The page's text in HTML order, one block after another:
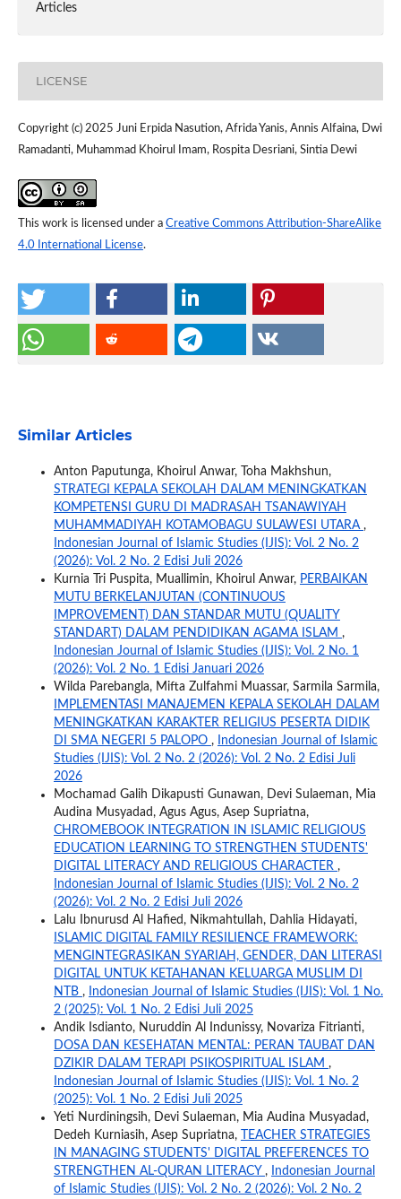
Articles
LICENSE
Copyright (c) 2025 Juni Erpida Nasution, Afrida Yanis, Annis Alfaina, Dwi
Ramadanti, Muhammad Khoirul Imam, Rospita Desriani, Sintia Dewi
This work is licensed under a Creative Commons Attribution-ShareAlike
4.0 International License.
Similar Articles
Anton Paputunga, Khoirul Anwar, Toha Makhshun,
STRATEGI KEPALA SEKOLAH DALAM MENINGKATKAN
KOMPETENSI GURU DI MADRASAH TSANAWIYAH
MUHAMMADIYAH KOTAMOBAGU SULAWESI UTARA ,
Indonesian Journal of Islamic Studies (IJIS): Vol. 2 No. 2
(2026): Vol. 2 No. 2 Edisi Juli 2026
Kurnia Tri Puspita, Muallimin, Khoirul Anwar, PERBAIKAN
MUTU BERKELANJUTAN (CONTINUOUS
IMPROVEMENT) DAN STANDAR MUTU (QUALITY
STANDART) DALAM PENDIDIKAN AGAMA ISLAM ,
Indonesian Journal of Islamic Studies (IJIS): Vol. 2 No. 1
(2026): Vol. 2 No. 1 Edisi Januari 2026
Wilda Parebangla, Mifta Zulfahmi Muassar, Sarmila Sarmila,
IMPLEMENTASI MANAJEMEN KEPALA SEKOLAH DALAM
MENINGKATKAN KARAKTER RELIGIUS PESERTA DIDIK
DI SMA NEGERI 5 PALOPO ,
Indonesian Journal of Islamic
Studies (IJIS): Vol. 2 No. 2 (2026): Vol. 2 No. 2 Edisi Juli
2026
Mochamad Galih Dikapusti Gunawan, Devi Sulaeman, Mia
Audina Musyadad, Agus Agus, Asep Supriatna,
CHROMEBOOK INTEGRATION IN ISLAMIC RELIGIOUS
EDUCATION LEARNING TO STRENGTHEN STUDENTS'
DIGITAL LITERACY AND RELIGIOUS CHARACTER ,
Indonesian Journal of Islamic Studies (IJIS): Vol. 2 No. 2
(2026): Vol. 2 No. 2 Edisi Juli 2026
Lalu Ibnurusd Al Hafied, Nikmahtullah, Dahlia Hidayati,
ISLAMIC DIGITAL FAMILY RESILIENCE FRAMEWORK:
MENGINTEGRASIKAN SYARIAH, GENDER, DAN LITERASI
DIGITAL UNTUK KETAHANAN KELUARGA MUSLIM DI
NTB ,
Indonesian Journal of Islamic Studies (IJIS): Vol. 1 No.
2 (2025): Vol. 1 No. 2 Edisi Juli 2025
Andik Isdianto, Nuruddin Al Indunissy, Novariza Fitrianti,
DOSA DAN KESEHATAN MENTAL: PERAN TAUBAT DAN
DZIKIR DALAM TERAPI PSIKOSPIRITUAL ISLAM ,
Indonesian Journal of Islamic Studies (IJIS): Vol. 1 No. 2
(2025): Vol. 1 No. 2 Edisi Juli 2025
Yeti Nurdiningsih, Devi Sulaeman, Mia Audina Musyadad,
Dedeh Kurniasih, Asep Supriatna,
TEACHER STRATEGIES
IN MANAGING STUDENTS' DIGITAL PREFERENCES TO
STRENGTHEN AL-QURAN LITERACY ,
Indonesian Journal
of Islamic Studies (IJIS): Vol. 2 No. 2 (2026): Vol. 2 No. 2